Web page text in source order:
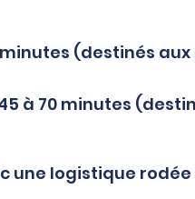
minutes (destinés
à 70 minutes
une logistique